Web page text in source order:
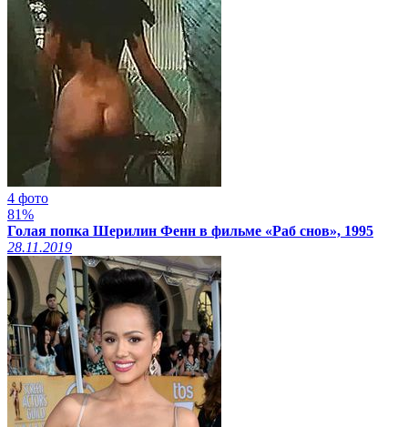
4 фото
81%
Голая попка Шерилин Фенн в фильме «Раб снов», 1995
28.11.2019